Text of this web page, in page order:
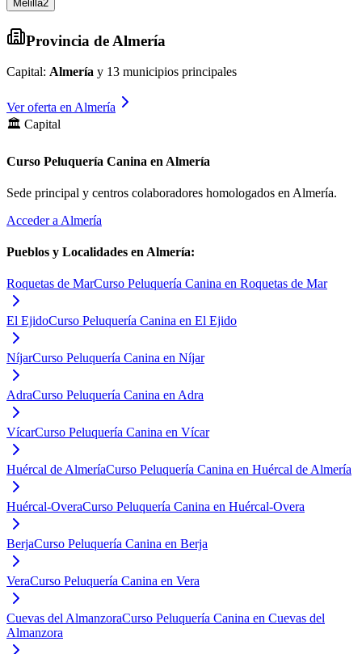
Melilla2
Provincia de Almería
Capital: Almería y 13 municipios principales
Ver oferta en Almería
🏛️ Capital
Curso Peluquería Canina en Almería
Sede principal y centros colaboradores homologados en Almería.
Acceder a Almería
Pueblos y Localidades en Almería:
Roquetas de MarCurso Peluquería Canina en Roquetas de Mar
El EjidoCurso Peluquería Canina en El Ejido
NíjarCurso Peluquería Canina en Níjar
AdraCurso Peluquería Canina en Adra
VícarCurso Peluquería Canina en Vícar
Huércal de AlmeríaCurso Peluquería Canina en Huércal de Almería
Huércal-OveraCurso Peluquería Canina en Huércal-Overa
BerjaCurso Peluquería Canina en Berja
VeraCurso Peluquería Canina en Vera
Cuevas del AlmanzoraCurso Peluquería Canina en Cuevas del
Almanzora